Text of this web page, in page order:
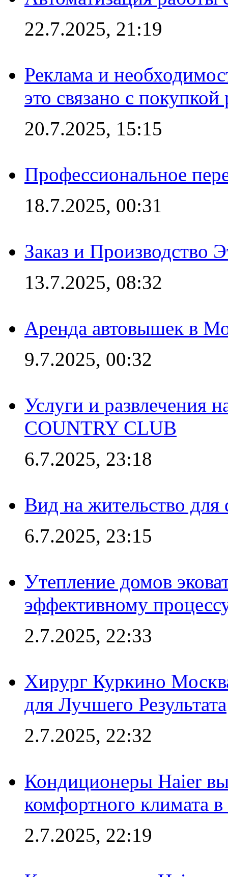
22.7.2025, 21:19
Реклама и
это связано с покупкой
20.7.2025, 15:15
Профессиональное
18.7.2025, 00:31
Заказ и Производство
13.7.2025, 08:32
Аренда автовышек в
9.7.2025, 00:32
Услуги и развлечения
COUNTRY CLUB
6.7.2025, 23:18
Вид на жительство
6.7.2025, 23:15
Утепление домов
эффективному
2.7.2025, 22:33
Хирург Куркино
для Лучшего Результата
2.7.2025, 22:32
Кондиционеры Haier
комфортного климата
2.7.2025, 22:19